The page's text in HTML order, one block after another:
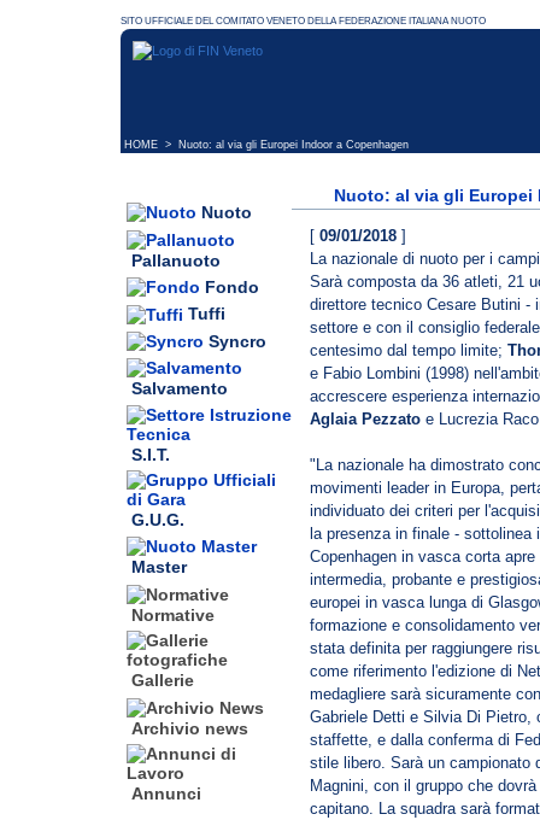
HOME > Nuoto: al via gli Europei Indoor a Copenhagen
Nuoto
Pallanuoto
Fondo
Tuffi
Syncro
Salvamento
S.I.T.
G.U.G.
Master
Normative
Gallerie
Archivio news
Annunci
Nuoto: al via gli Europei
[ 09/01/2018 ]
La nazionale di nuoto per i
Sarà composta da 36 atleti, 21
direttore tecnico Cesare Butini -
settore e con il consiglio
centesimo dal tempo limite;
e Fabio Lombini (1998)
accrescere esperienza
Aglaia Pezzato e Lucrezia
"La nazionale ha dimostrato
movimenti leader in Europa,
individuato dei criteri per
la presenza in finale -
Copenhagen in vasca corta
intermedia, probante e
europei in vasca lunga di
formazione e consolidamento
stata definita per raggiungere
come riferimento l'edizione di
medagliere sarà sicuramente
Gabriele Detti e Silvia Di Pietro,
staffette, e dalla conferma di
stile libero. Sarà un campionato
Magnini, con il gruppo che
capitano. La squadra sarà